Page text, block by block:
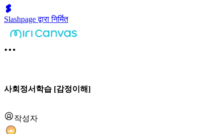
Slashpage द्वारा निर्मित
사회정서학습 [감정이해]
작성자